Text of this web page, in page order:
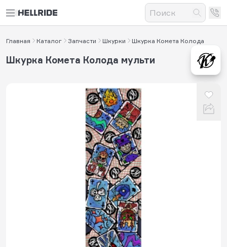
Главная Каталог Запчасти Шкурки Шкурка Комета Колода
Шкурка Комета Колода мульти